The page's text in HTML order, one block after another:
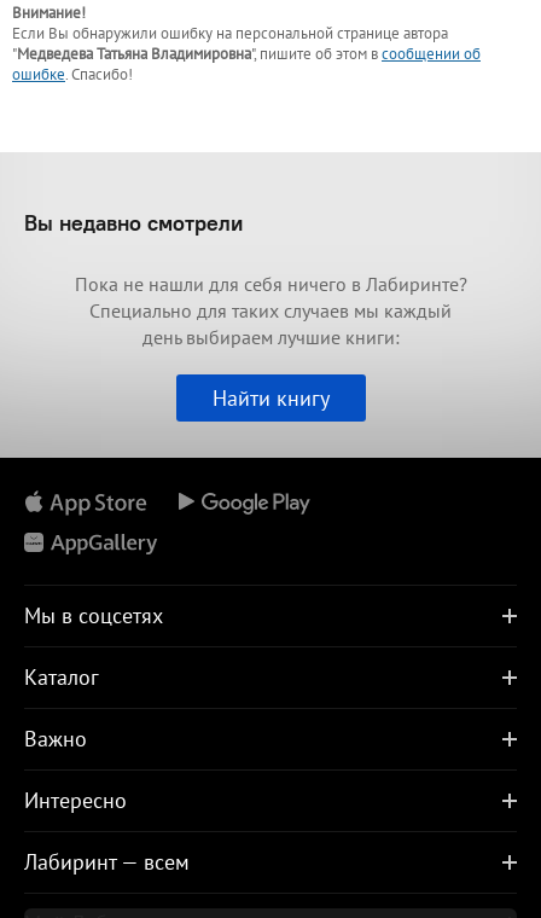
Внимание!
Если Вы обнаружили ошибку на персональной странице автора
"Медведева Татьяна Владимировна", пишите об этом всообщении об
ошибке. Спасибо!
Вы недавно смотрели
Пока не нашли для себя ничего в Лабиринте?
Специально для таких случаев мы каждый
день выбираем лучшие книги:
Найти книгу
Мы в соцсетях
Каталог
Важно
Интересно
Лабиринт — всем